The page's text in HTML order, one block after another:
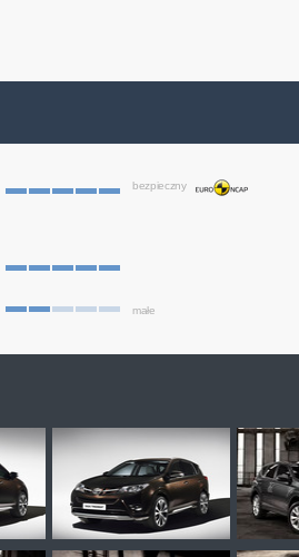
bezpieczny
małe